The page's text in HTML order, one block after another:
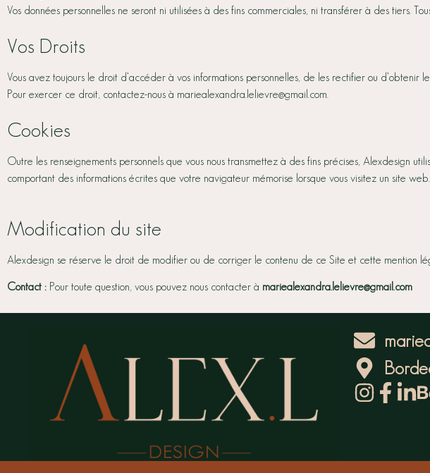
Vos données personnelles ne seront ni utilisées à des fins commerciales, ni transférer à des tiers.
Vos Droits
Vous avez toujours le droit d’accéder à vos informations personnelles, de les rectifier ou d’obtenir
Pour exercer ce droit, contactez-nous à mariealexandra.lelievre@gmail.com.
Cookies
Outre les renseignements personnels que vous nous transmettez à des fins précises, Alexdesign
comportant des informations écrites que votre navigateur mémorise lorsque vous visitez un site
Modification du site
Alexdesign se réserve le droit de modifier ou de corriger le contenu de ce Site et cette mention
Contact : Pour toute question, vous pouvez nous contacter à mariealexandra.lelievre@gmail.com